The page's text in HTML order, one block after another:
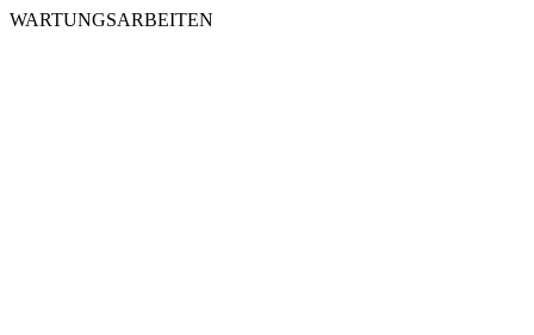
WARTUNGSARBEITEN